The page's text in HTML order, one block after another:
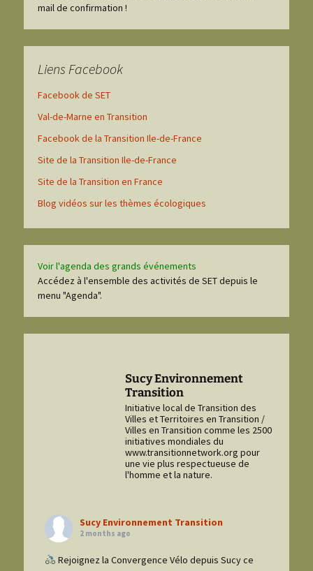
mail de confirmation !
Liens Facebook
Facebook de SET
Val-de-Marne en Transition
Facebook de la Transition Ile-de-France
Site de la Transition Ile-de-France
Site de la Transition en France
Blog vidéos sur les thèmes écologiques
Voir l'agenda des grands événements
Accédez à l'ensemble des activités de SET depuis le
menu "Agenda".
Sucy Environnement
Transition
Initiative local de Transition des
Villes et Territoires en Transition /
Villes en Transition comme les 2500
initiatives mondiales du
www.transitionnetwork.org pour
une vie plus respectueuse de
l'homme et la nature.
Sucy Environnement Transition
2 months ago
Rejoignez la Convergence Vélo depuis Sucy ce